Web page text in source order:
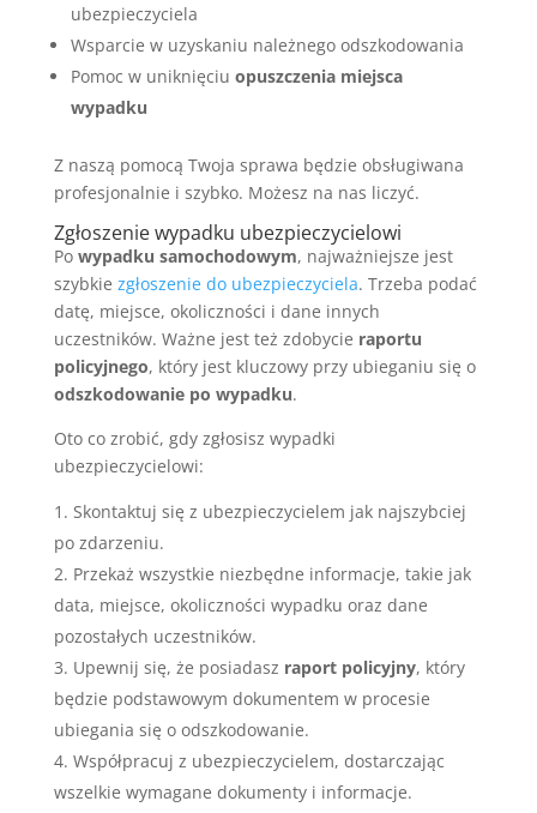
ubezpieczyciela
Wsparcie w uzyskaniu należnego odszkodowania
Pomoc w uniknięciu opuszczenia miejsca
wypadku
Z naszą pomocą Twoja sprawa będzie obsługiwana
profesjonalnie i szybko. Możesz na nas liczyć.
Zgłoszenie wypadku ubezpieczycielowi
Po wypadku samochodowym, najważniejsze jest
szybkie zgłoszenie do ubezpieczyciela. Trzeba podać
datę, miejsce, okoliczności i dane innych
uczestników. Ważne jest też zdobycie raportu
policyjnego, który jest kluczowy przy ubieganiu się o
odszkodowanie po wypadku.
Oto co zrobić, gdy zgłosisz wypadki
ubezpieczycielowi:
Skontaktuj się z ubezpieczycielem jak najszybciej
po zdarzeniu.
Przekaż wszystkie niezbędne informacje, takie jak
data, miejsce, okoliczności wypadku oraz dane
pozostałych uczestników.
Upewnij się, że posiadasz raport policyjny, który
będzie podstawowym dokumentem w procesie
ubiegania się o odszkodowanie.
Współpracuj z ubezpieczycielem, dostarczając
wszelkie wymagane dokumenty i informacje.